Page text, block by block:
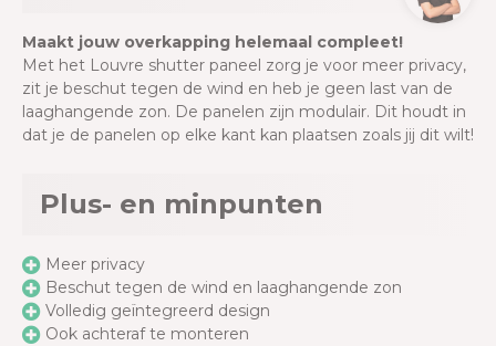
Maakt jouw overkapping helemaal compleet!
Met het Louvre shutter paneel zorg je voor meer privacy,
zit je beschut tegen de wind en heb je geen last van de
laaghangende zon. De panelen zijn modulair. Dit houdt in
dat je de panelen op elke kant kan plaatsen zoals jij dit wilt!
Plus- en minpunten
Meer privacy
Beschut tegen de wind en laaghangende zon
Volledig geïntegreerd design
Ook achteraf te monteren